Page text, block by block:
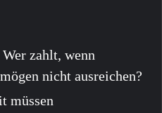
Wer zahlt, wenn
nicht ausreichen?
müssen